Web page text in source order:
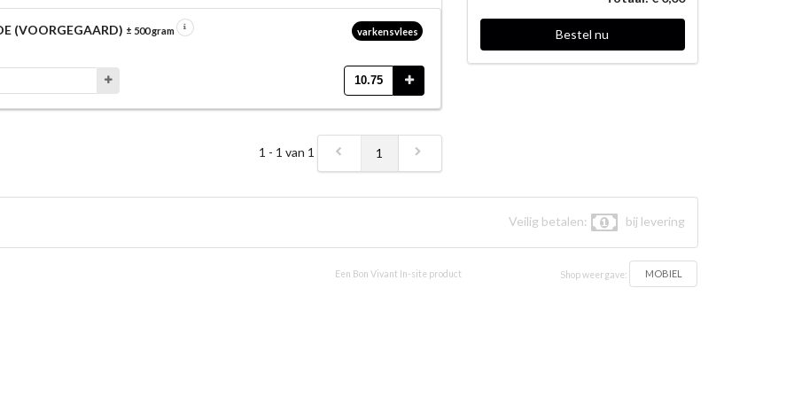
(VOORGEGAARD) ± 500 gram varkensvlees
10.75
1 - 1 van 1 1
Bestel nu
Veilig betalen: bij levering
Een Bon Vivant In-site product Shop weergave: MOBIEL